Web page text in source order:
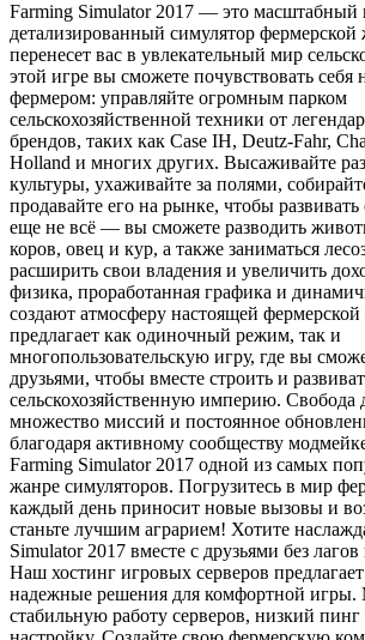
Farming Simulator 2017 — это масштабный
детализированный симулятор
перенесет вас в увлекательный мир
этой игре вы сможете почувствовать себя
фермером: управляйте огромным парком
сельскохозяйственной техники от
брендов, таких как Case IH, Deutz-Fahr,
Holland и многих других. Высаживайте
культуры, ухаживайте за полями,
продавайте его на рынке, чтобы
еще не всё — вы сможете разводить
коров, овец и кур, а также заниматься
расширить свои владения и увеличить
физика, проработанная графика и
создают атмосферу настоящей
предлагает как одиночный режим, так и
многопользовательскую игру, где вы
друзьями, чтобы вместе строить и
сельскохозяйственную империю. Свобода
множество миссий и постоянное
благодаря активному сообществу
Farming Simulator 2017 одной из самых
жанре симуляторов. Погрузитесь в мир
каждый день приносит новые вызовы и
станьте лучшим аграрием! Хотите
Simulator 2017 вместе с друзьями без
Наш хостинг игровых серверов
надежные решения для комфортной игры.
стабильную работу серверов, низкий